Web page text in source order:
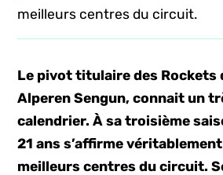
meilleurs centres du circuit.
Le pivot titulaire des Rockets
Alperen Sengun, connait un
calendrier. À sa troisième
21 ans s’affirme
meilleurs centres du circuit.